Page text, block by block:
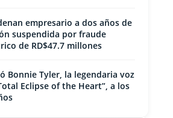
empresario a dos años de
suspendida por fraude
de RD$47.7 millones
Bonnie Tyler, la legendaria voz
Eclipse of the Heart”, a los